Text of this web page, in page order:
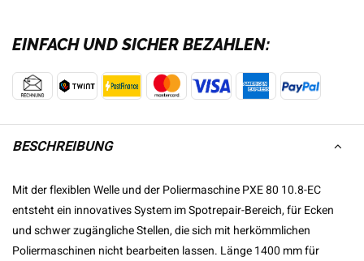
EINFACH UND SICHER BEZAHLEN:
BESCHREIBUNG
Mit der flexiblen Welle und der Poliermaschine PXE 80 10.8-EC
entsteht ein innovatives System im Spotrepair-Bereich, für Ecken
und schwer zugängliche Stellen, die sich mit herkömmlichen
Poliermaschinen nicht bearbeiten lassen. Länge 1400 mm für